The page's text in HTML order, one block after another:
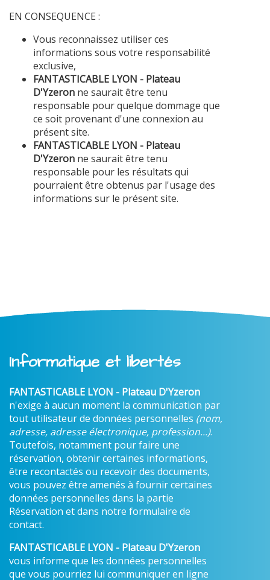
EN CONSEQUENCE :
Vous reconnaissez utiliser ces
informations sous votre responsabilité
exclusive,
FANTASTICABLE LYON - Plateau
D'Yzeron ne saurait être tenu
responsable pour quelque dommage que
ce soit provenant d'une connexion au
présent site.
FANTASTICABLE LYON - Plateau
D'Yzeron ne saurait être tenu
responsable pour les résultats qui
pourraient être obtenus par l'usage des
informations sur le présent site.
Informatique et libertés
FANTASTICABLE LYON - Plateau D'Yzeron
n'exige à aucun moment la communication par
tout utilisateur de données personnelles (nom,
adresse, adresse électronique, profession...).
Toutefois, notamment pour faire une
réservation, obtenir certaines informations,
être recontactés ou recevoir des documents,
vous pouvez être amenés à fournir certaines
données personnelles dans la partie
Réservation et dans notre formulaire de
contact.
FANTASTICABLE LYON - Plateau D'Yzeron
vous informe que les données personnelles
que vous pourriez lui communiquer en ligne